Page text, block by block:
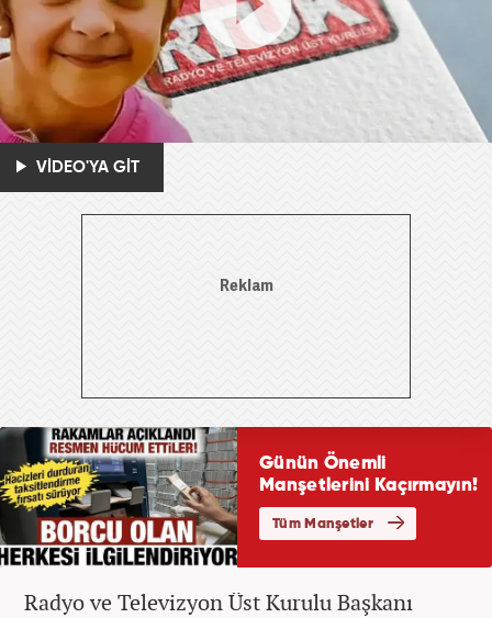
VİDEO'YA GİT
Radyo ve Televizyon Üst Kurulu Başkanı